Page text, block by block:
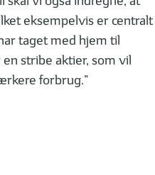
eksempelvis er centralt
taget med hjem til
stribe aktier, som vil
forbrug.”